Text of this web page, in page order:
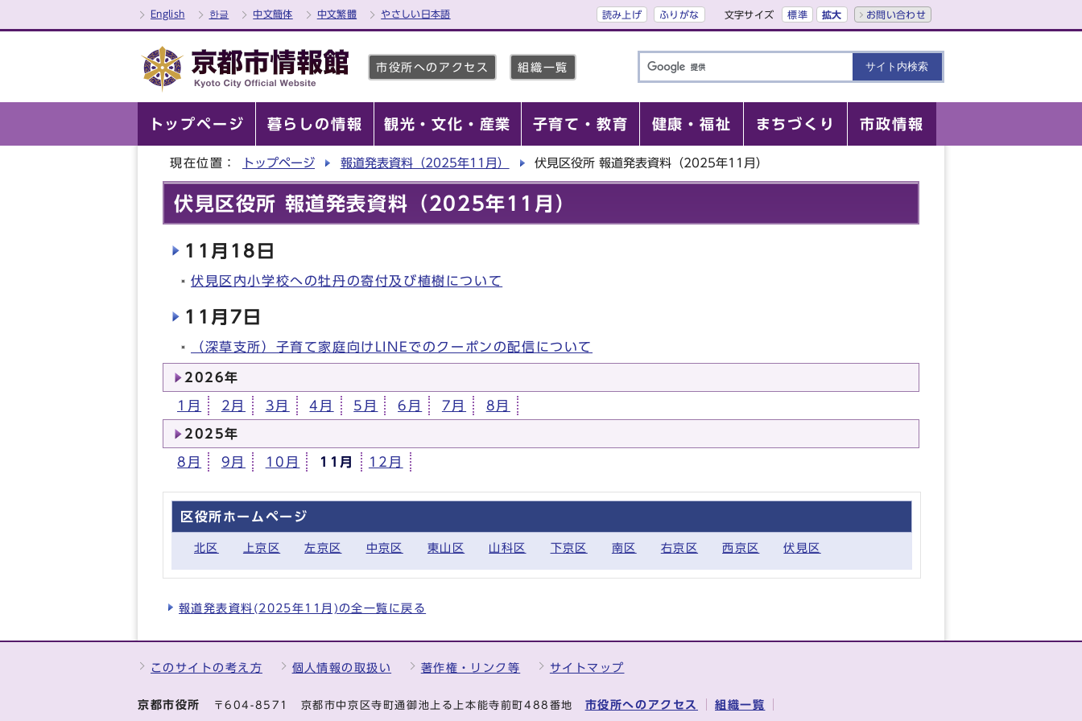
English 한글 中文簡体 中文繁體 やさしい日本語 読み上げ ふりがな 文字サイズ 標準 拡大 お問い合わせ
市役所へのアクセス 組織一覧
トップページ 暮らしの情報 観光・文化・産業 子育て・教育 健康・福祉 まちづくり 市政情報
現在位置： トップページ 報道発表資料（2025年11月） 伏見区役所 報道発表資料（2025年11月）
伏見区役所 報道発表資料（2025年11月）
11月18日
伏見区内小学校への牡丹の寄付及び植樹について
11月7日
（深草支所）子育て家庭向けLINEでのクーポンの配信について
2026年
1月 2月 3月 4月 5月 6月 7月 8月
2025年
8月 9月 10月 11月 12月
区役所ホームページ
北区 上京区 左京区 中京区 東山区 山科区 下京区 南区 右京区 西京区 伏見区
報道発表資料(2025年11月)の全一覧に戻る
このサイトの考え方 個人情報の取扱い 著作権・リンク等 サイトマップ
京都市役所 〒604-8571 京都市中京区寺町通御池上る上本能寺前町488番地 市役所へのアクセス 組織一覧